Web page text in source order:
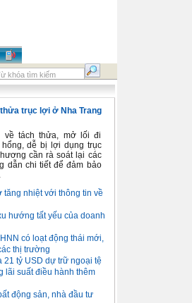
trục lợi ở Nha Trang
về tách thửa, mở lối đi
dễ bị lợi dụng trục
cần rà soát lại các
dẫn chi tiết để đảm bảo
nhiệt với thông tin về
hướng tất yếu của doanh
có loạt động thái mới,
thị trường
21 tỷ USD dự trữ ngoại tệ
lãi suất điều hành thêm
động sản, nhà đầu tư